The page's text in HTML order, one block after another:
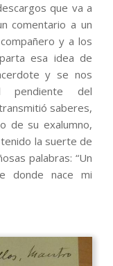
que va a
comentario a un
y a los
esa idea de
y se nos
pendiente del
saberes,
de su exalumno,
la suerte de
palabras: “Un
donde nace mi